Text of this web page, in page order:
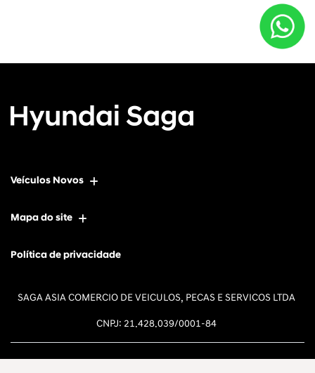
Veículos Novos
Mapa do site
Política de privacidade
SAGA ASIA COMERCIO DE VEICULOS, PECAS E SERVICOS LTDA
CNPJ: 21.428.039/0001-84